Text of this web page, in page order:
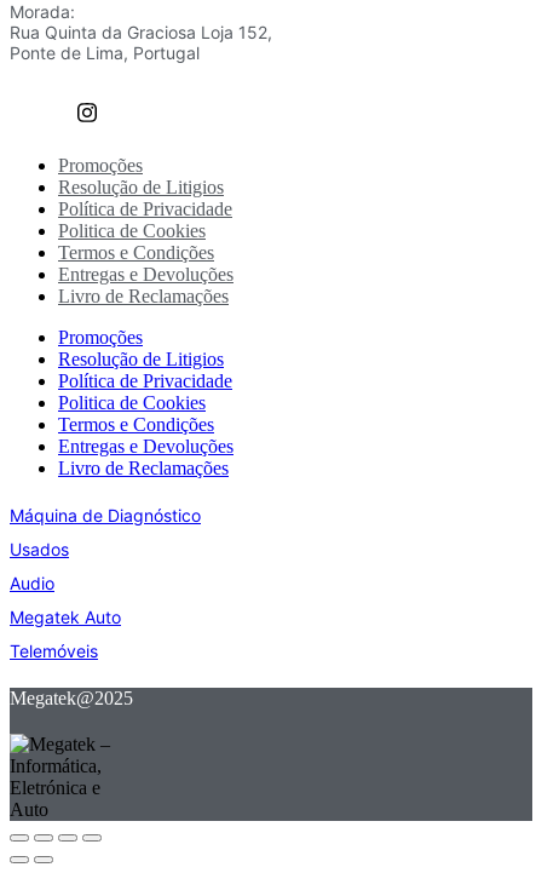
Morada:
Rua Quinta da Graciosa Loja 152,
Ponte de Lima, Portugal
Promoções
Resolução de Litigios
Política de Privacidade
Politica de Cookies
Termos e Condições
Entregas e Devoluções
Livro de Reclamações
Promoções
Resolução de Litigios
Política de Privacidade
Politica de Cookies
Termos e Condições
Entregas e Devoluções
Livro de Reclamações
Máquina de Diagnóstico
Usados
Audio
Megatek Auto
Telemóveis
Megatek@2025